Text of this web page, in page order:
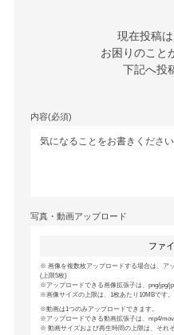
現在投稿は
お困りのこと
下記へ投
内容(必須)
写真・動画アップロード
ファ
画像を複数枚アップロードする場合は、ア
(上限5枚)
アップロードできる画像拡張子は、png/jpg/
画像サイズの上限は、1枚あたり10MBです。
動画は1つのみアップロードできます。
アップロードできる動画拡張子は、mp4/mov
動画サイズおよび再生時間の上限は、それ